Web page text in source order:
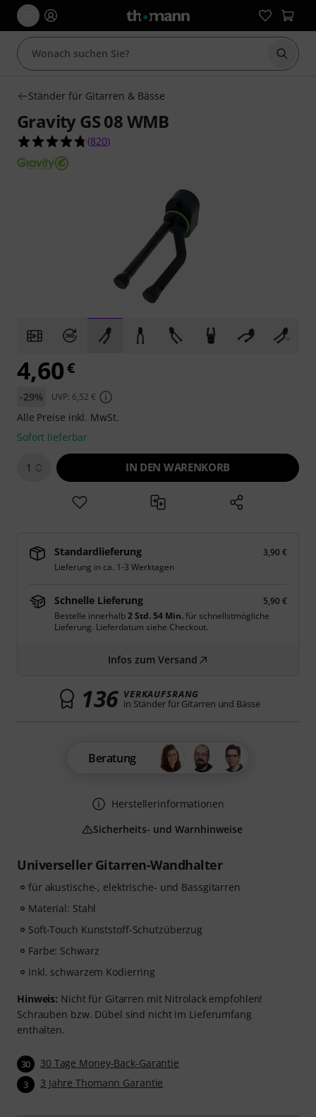
Suche
Ständer für Gitarren & Bässe
Gravity GS 08 WMB
4.7 von 5 Sternen aus 820 Kundenbewertungen
(820)
Universeller Gitarren-Wandhalter
für akustische-, elektrische- und Bassgitarren
Material: Stahl
Soft-Touch Kunststoff-Schutzüberzug
Farbe: Schwarz
inkl. schwarzem Kodierring
Hinweis: Nicht für Gitarren mit Nitrolack empfohlen!
Schrauben bzw. Dübel sind nicht im Lieferumfang
enthalten.
30 30 Tage Money-Back-Garantie
3 3 Jahre Thomann Garantie
4,60€
-29% UVP: 6,52 €
Alle Preise inkl. MwSt.
Sofort lieferbar
1 IN DEN WARENKORB
Standardlieferung
3,90 €
Lieferung in ca. 1-3 Werktagen
Schnelle Lieferung
5,90 €
Bestelle innerhalb2 Std. 54 Min.für schnellstmögliche
Lieferung. Lieferdatum siehe Checkout.
Infos zum Versand
136 VERKAUFSRANG
in Ständer für Gitarren und Bässe
Beratung
Herstellerinformationen
Sicherheits- und Warnhinweise